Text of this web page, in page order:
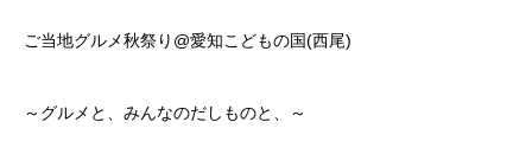
ご当地グルメ秋祭り@愛知こどもの国(西尾)
～グルメと、みんなのだしものと、～